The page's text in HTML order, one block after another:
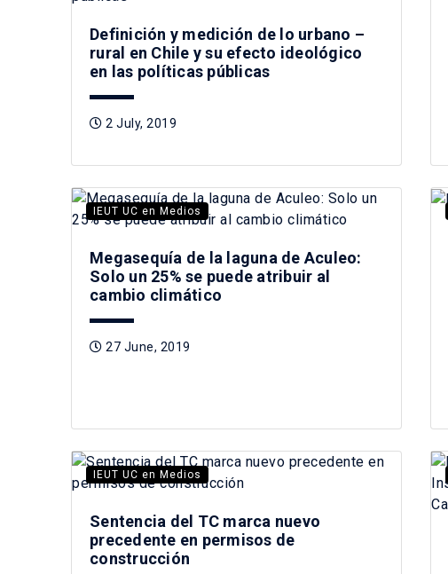
Definición y medición de lo urbano –
rural en Chile y su efecto ideológico
en las políticas públicas
2 July, 2019
IEUT UC en Medios
Megasequía de la laguna de Aculeo:
Solo un 25% se puede atribuir al
cambio climático
27 June, 2019
IEUT UC en Medios
Sentencia del TC marca nuevo
precedente en permisos de
construcción